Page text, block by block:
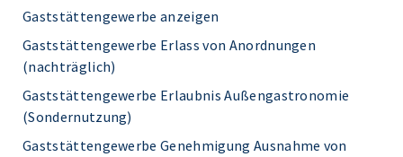
Gaststättengewerbe anzeigen
Gaststättengewerbe Erlass von Anordnungen
(nachträglich)
Gaststättengewerbe Erlaubnis Außengastronomie
(Sondernutzung)
Gaststättengewerbe Genehmigung Ausnahme von